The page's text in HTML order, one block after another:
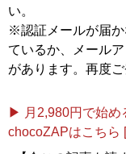
い。
※認証メールが届か
ているか、メール
があります。再度ご
▶ 月2,980円で始め
chocoZAPはこちら